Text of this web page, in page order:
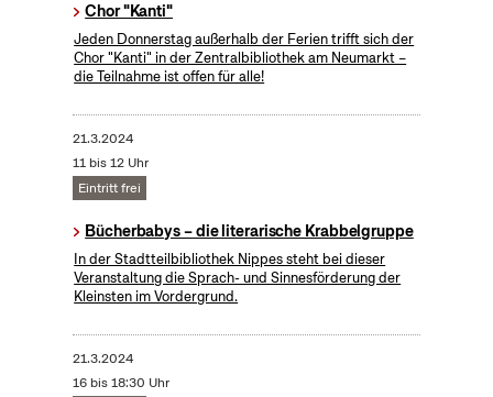
Chor "Kanti"
Jeden Donnerstag außerhalb der Ferien trifft sich der
Chor "Kanti" in der Zentralbibliothek am Neumarkt –
die Teilnahme ist offen für alle!
21.3.2024
11 bis 12 Uhr
Eintritt frei
Bücherbabys – die literarische Krabbelgruppe
In der Stadtteilbibliothek Nippes steht bei dieser
Veranstaltung die Sprach- und Sinnesförderung der
Kleinsten im Vordergrund.
21.3.2024
16 bis 18:30 Uhr